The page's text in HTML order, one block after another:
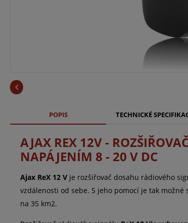
POPIS TECHNICKÉ
AJAX REX 12V -
NAPÁJENÍM 8 - 20 V DC
Ajax ReX 12 V je rozšiřovač dosahu rádiového
vzdálenosti od sebe. S jeho pomocí je tak
na 35 km2.